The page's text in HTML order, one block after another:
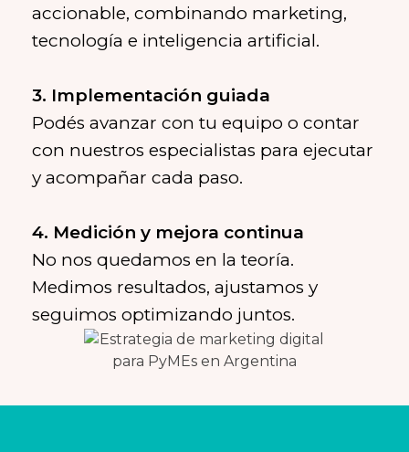
accionable, combinando marketing,
tecnología e inteligencia artificial.
Podés avanzar con tu equipo o contar
con nuestros especialistas para ejecutar
y acompañar cada paso.
No nos quedamos en la teoría.
Medimos resultados, ajustamos y
seguimos optimizando juntos.